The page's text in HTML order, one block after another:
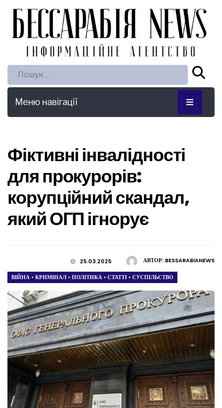
Пошук:
Меню навігації
Фіктивні інвалідності
для прокурорів:
корупційний скандал,
який ОГП ігнорує
АВТОР: BESSARABIANEWS
25.03.2025
ВІЙНА • КРИМІНАЛ • ПОЛІТИКА • СТАТТІ • СУСПІЛЬСТВО